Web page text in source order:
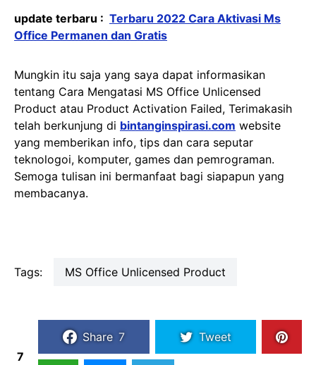
update terbaru : Terbaru 2022 Cara Aktivasi Ms
Office Permanen dan Gratis
Mungkin itu saja yang saya dapat informasikan
tentang Cara Mengatasi MS Office Unlicensed
Product atau Product Activation Failed, Terimakasih
telah berkunjung di bintanginspirasi.com website
yang memberikan info, tips dan cara seputar
teknologoi, komputer, games dan pemrograman.
Semoga tulisan ini bermanfaat bagi siapapun yang
membacanya.
Tags: MS Office Unlicensed Product
7
Share 7 Tweet